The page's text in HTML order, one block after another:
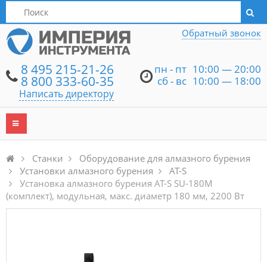
Написать директору
8 495 215-21-26
8 800 333-60-35
Написать директору
пн - пт 10:00 — 20:00
сб - вс 10:00 — 18:00
Обратный звонок
Станки
Оборудование для алмазного бурения
Установки алмазного бурения
AT-S
Установка алмазного бурения AT-S SU-180M
(комплект), модульная, макс. диаметр 180 мм, 2200 Вт